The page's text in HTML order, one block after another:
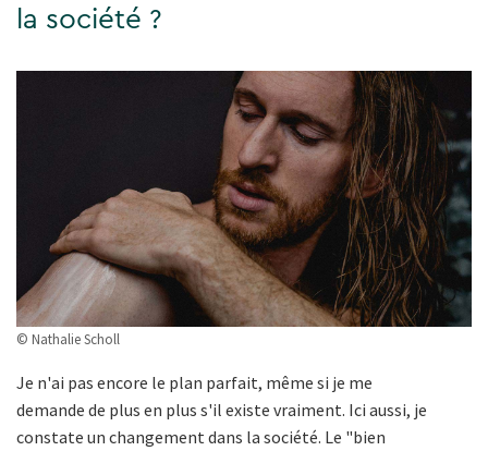
la société ?
© Nathalie Scholl
Je n'ai pas encore le plan parfait, même si je me
demande de plus en plus s'il existe vraiment. Ici aussi, je
constate un changement dans la société. Le "bien